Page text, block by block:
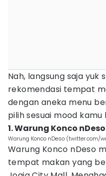
Nah, langsung saja yuk
rekomendasi tempat
dengan aneka menu
pilih sesuai mood kamu
1. Warung Konco nDeso
Warung Konco nDeso (twitter.com/
Warung Konco nDeso
tempat makan yang